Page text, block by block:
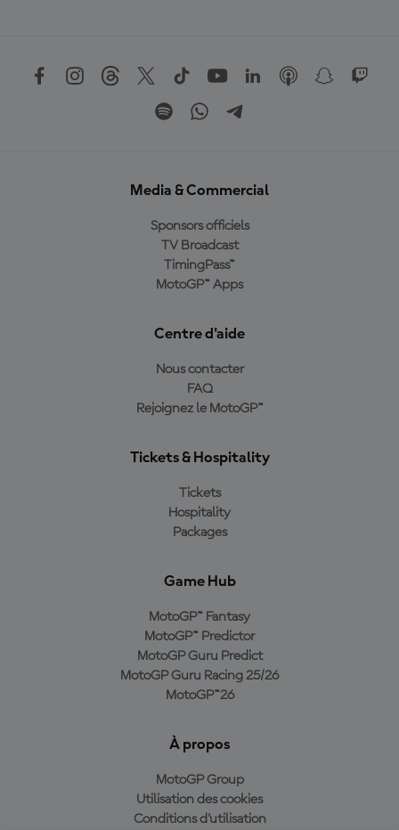
Media & Commercial
Sponsors officiels
TV Broadcast
TimingPass™
MotoGP™ Apps
Centre d'aide
Nous contacter
FAQ
Rejoignez le MotoGP™
Tickets & Hospitality
Tickets
Hospitality
Packages
Game Hub
MotoGP™ Fantasy
MotoGP™ Predictor
MotoGP Guru Predict
MotoGP Guru Racing 25/26
MotoGP™26
À propos
MotoGP Group
Utilisation des cookies
Conditions d'utilisation